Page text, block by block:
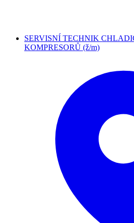
SERVISNÍ TECHNIK
KOMPRESORŮ (ž/m)